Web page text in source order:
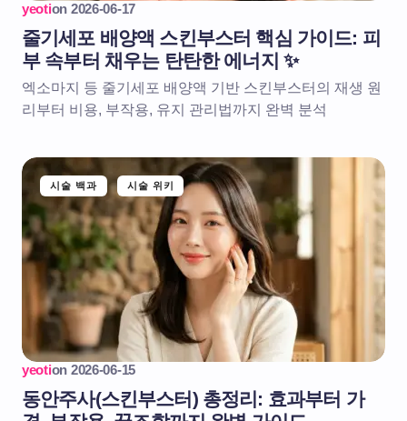
yeotion 2026-06-17
줄기세포 배양액 스킨부스터 핵심 가이드: 피
부 속부터 채우는 탄탄한 에너지 ✨
엑소마지 등 줄기세포 배양액 기반 스킨부스터의 재생 원
리부터 비용, 부작용, 유지 관리법까지 완벽 분석
시술 백과 시술 위키
yeotion 2026-06-15
동안주사(스킨부스터) 총정리: 효과부터 가